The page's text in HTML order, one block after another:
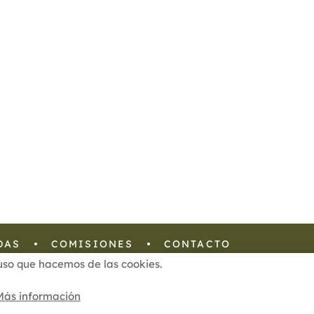
que hacemos de las cookies.
información
COMISIONES CONTACTO